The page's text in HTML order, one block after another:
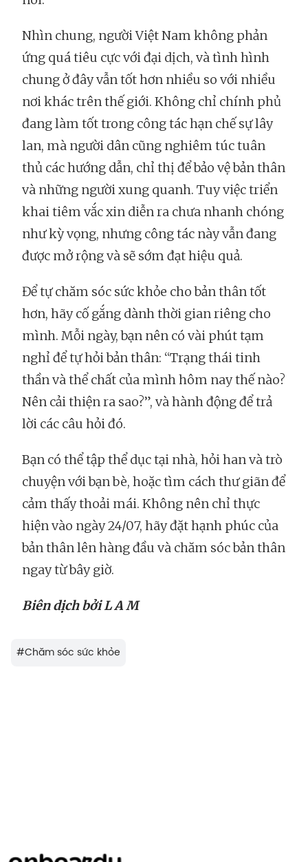
Nhìn chung, người Việt Nam không phản
ứng quá tiêu cực với đại dịch, và tình hình
chung ở đây vẫn tốt hơn nhiều so với nhiều
nơi khác trên thế giới. Không chỉ chính phủ
đang làm tốt trong công tác hạn chế sự lây
lan, mà người dân cũng nghiêm túc tuân
thủ các hướng dẫn, chỉ thị để bảo vệ bản thân
và những người xung quanh. Tuy việc triển
khai tiêm vắc xin diễn ra chưa nhanh chóng
như kỳ vọng, nhưng công tác này vẫn đang
được mở rộng và sẽ sớm đạt hiệu quả.
Để tự chăm sóc sức khỏe cho bản thân tốt
hơn, hãy cố gắng dành thời gian riêng cho
mình. Mỗi ngày, bạn nên có vài phút tạm
nghỉ để tự hỏi bản thân: “Trạng thái tinh
thần và thể chất của mình hôm nay thế nào?
Nên cải thiện ra sao?”, và hành động để trả
lời các câu hỏi đó.
Bạn có thể tập thể dục tại nhà, hỏi han và trò
chuyện với bạn bè, hoặc tìm cách thư giãn để
cảm thấy thoải mái. Không nên chỉ thực
hiện vào ngày 24/07, hãy đặt hạnh phúc của
bản thân lên hàng đầu và chăm sóc bản thân
ngay từ bây giờ.
Biên dịch bởi L A M
#Chăm sóc sức khỏe